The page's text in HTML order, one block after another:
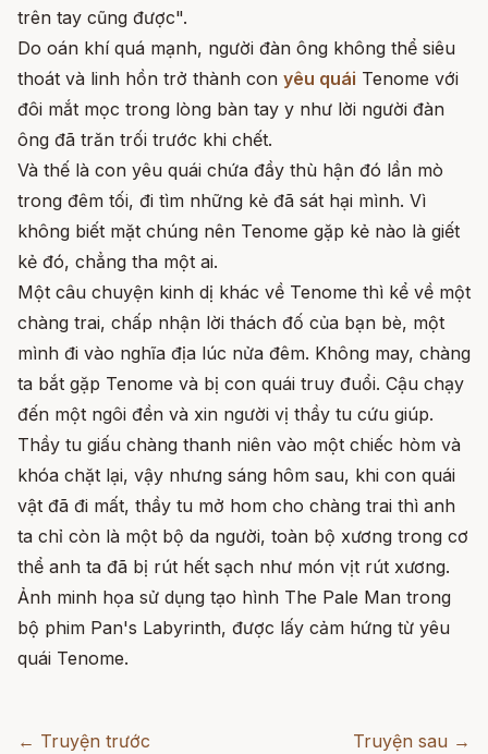
trên tay cũng được".
Do oán khí quá mạnh, người đàn ông không thể siêu
thoát và linh hồn trở thành con yêu quái Tenome với
đôi mắt mọc trong lòng bàn tay y như lời người đàn
ông đã trăn trối trước khi chết.
Và thế là con yêu quái chứa đầy thù hận đó lần mò
trong đêm tối, đi tìm những kẻ đã sát hại mình. Vì
không biết mặt chúng nên Tenome gặp kẻ nào là giết
kẻ đó, chẳng tha một ai.
Một câu chuyện kinh dị khác về Tenome thì kể về một
chàng trai, chấp nhận lời thách đố của bạn bè, một
mình đi vào nghĩa địa lúc nửa đêm. Không may, chàng
ta bắt gặp Tenome và bị con quái truy đuổi. Cậu chạy
đến một ngôi đền và xin người vị thầy tu cứu giúp.
Thầy tu giấu chàng thanh niên vào một chiếc hòm và
khóa chặt lại, vậy nhưng sáng hôm sau, khi con quái
vật đã đi mất, thầy tu mở hom cho chàng trai thì anh
ta chỉ còn là một bộ da người, toàn bộ xương trong cơ
thể anh ta đã bị rút hết sạch như món vịt rút xương.
Ảnh minh họa sử dụng tạo hình The Pale Man trong
bộ phim Pan's Labyrinth, được lấy cảm hứng từ yêu
quái Tenome.
← Truyện trước Truyện sau →